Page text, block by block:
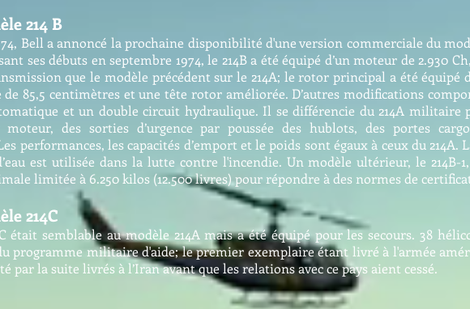
214 B
Bell a annoncé la prochaine disponibilité d'une version commerciale du
ses débuts en septembre 1974, le 214B a été équipé d’un moteur de 2.930
que le modèle précédent sur le 214A; le rotor principal a été équipé
de 85,5 centimètres et une tête rotor améliorée. D’autres modifications
et un double circuit hydraulique. Il se différencie du 214A militaire
moteur, des sorties d’urgence par poussée des hublots, des portes
performances, les capacités d’emport et le poids sont égaux à ceux du 214A.
est utilisée dans la lutte contre l'incendie. Un modèle ultérieur, le 214B-
limitée à 6.250 kilos (12.500 livres) pour répondre à des normes de
214C
était semblable au modèle 214A mais a été équipé pour les secours. 38
programme militaire d'aide; le premier exemplaire étant livré à l'armée
par la suite livrés à l’Iran avant que les relations avec ce pays aient cessé.